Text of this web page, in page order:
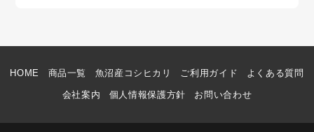
HOME 商品一覧 魚沼産コシヒカリ ご利用ガイド よくある質問
会社案内 個人情報保護方針 お問い合わせ